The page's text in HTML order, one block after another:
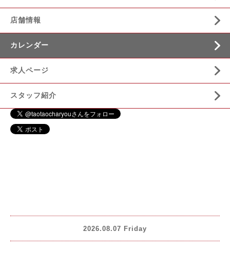
店舗情報
カレンダー
求人ページ
スタッフ紹介
2026.08.07 Friday